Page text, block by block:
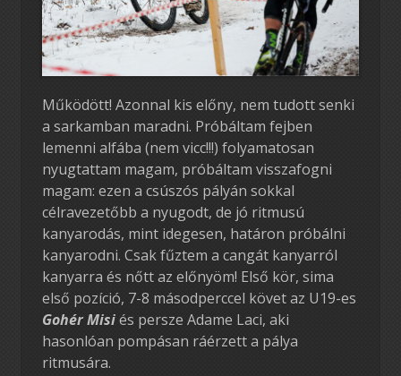
Működött! Azonnal kis előny, nem tudott senki
a sarkamban maradni. Próbáltam fejben
lemenni alfába (nem vicc!!!) folyamatosan
nyugtattam magam, próbáltam visszafogni
magam: ezen a csúszós pályán sokkal
célravezetőbb a nyugodt, de jó ritmusú
kanyarodás, mint idegesen, határon próbálni
kanyarodni. Csak fűztem a cangát kanyarról
kanyarra és nőtt az előnyöm! Első kör, sima
első pozíció, 7-8 másodperccel követ az U19-es
Gohér Misiés persze Adame Laci, aki
hasonlóan pompásan ráérzett a pálya
ritmusára.